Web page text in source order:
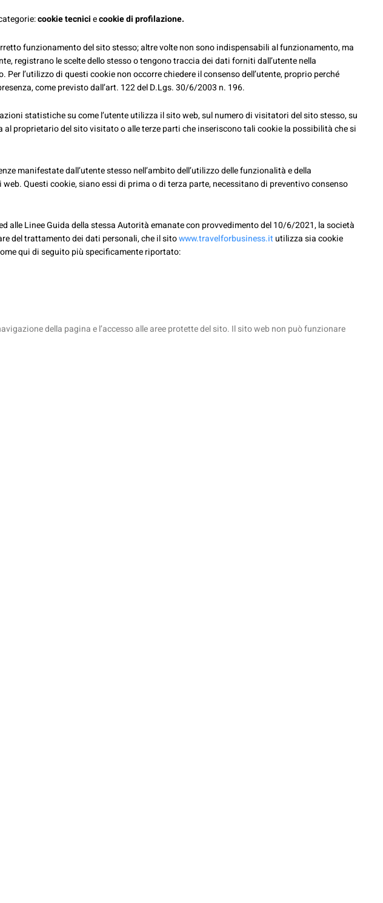
cookie tecniciecookie di profilazione.
funzionamento del sito stesso; altre volte non sono indispensabili al funzionamento, ma
registrano le scelte dello stesso o tengono traccia dei dati forniti dall’utente nella
l’utilizzo di questi cookie non occorre chiedere il consenso dell’utente, proprio perché
come previsto dall’art. 122 del D.Lgs. 30/6/2003 n. 196.
statistiche su come l’utente utilizza il sito web, sul numero di visitatori del sito stesso, su
proprietario del sito visitato o alle terze parti che inseriscono tali cookie la possibilità che si
manifestate dall’utente stesso nell’ambito dell’utilizzo delle funzionalità e della
Questi cookie, siano essi di prima o di terza parte, necessitano di preventivo consenso
alle Linee Guida della stessa Autorità emanate con provvedimento del 10/6/2021, la società
del trattamento dei dati personali, che il sitowww.travelforbusiness.itutilizza sia cookie
qui di seguito più specificamente riportato:
della pagina e l’accesso alle aree protette del sito. Il sito web non può funzionare